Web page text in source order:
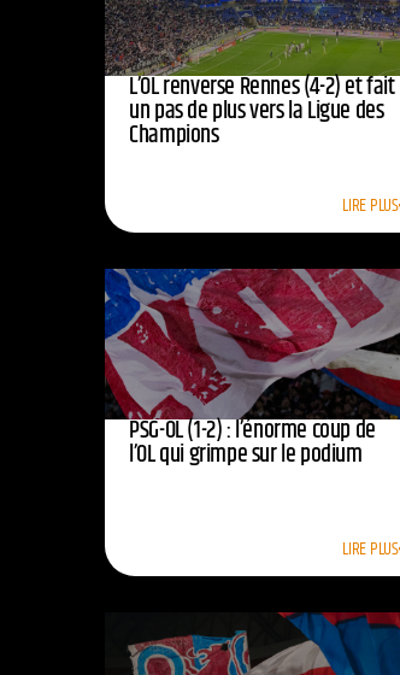
L’OL renverse Rennes (4-2) et fait
un pas de plus vers la Ligue des
Champions
LIRE PLUS
PSG-OL (1-2) : l’énorme coup de
l’OL qui grimpe sur le podium
LIRE PLUS